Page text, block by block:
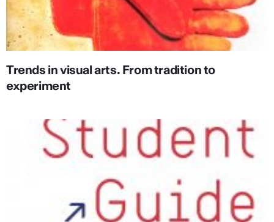
Trends in visual arts. From tradition to
experiment